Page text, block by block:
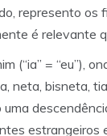
represento os
é relevante
(“ia” = “eu”),
neta, bisneta,
estrangeiros